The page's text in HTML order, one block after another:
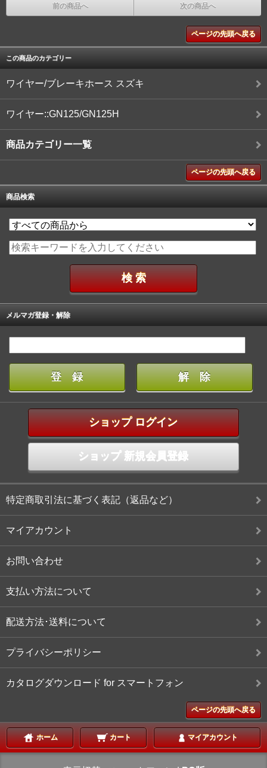
前の商品へ 次の商品へ
ページの先頭へ戻る
この商品のカテゴリー
ワイヤー/ブレーキホース スズキ
ワイヤー::GN125/GN125H
商品カテゴリー一覧
ページの先頭へ戻る
商品検索
メルマガ登録・解除
ショップ ログイン
ショップ 新規会員登録
特定商取引法に基づく表記（返品など）
マイアカウント
お問い合わせ
支払い方法について
配送方法･送料について
プライバシーポリシー
カタログダウンロード for スマートフォン
ページの先頭へ戻る
ホーム カート マイアカウント